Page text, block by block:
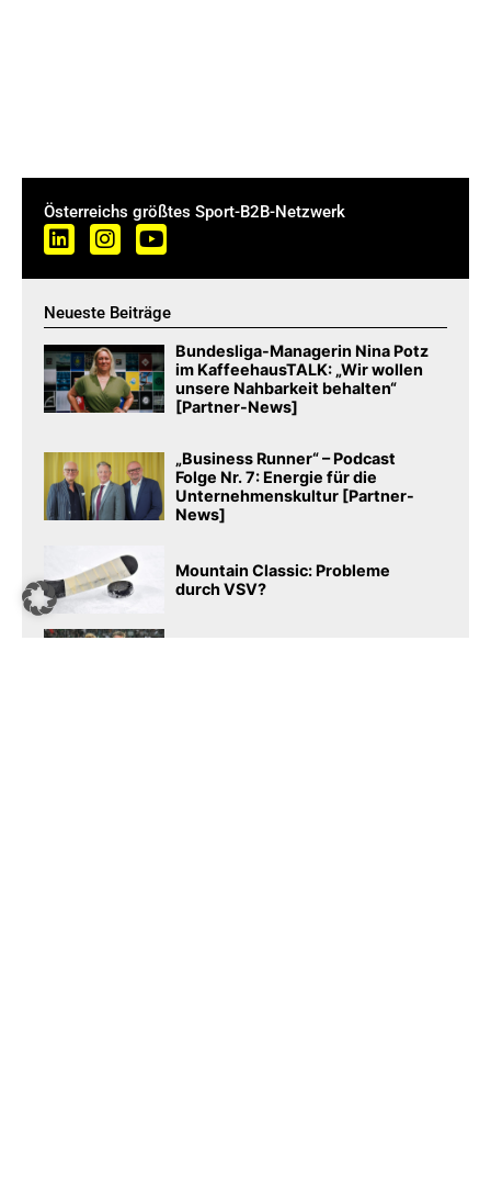
Österreichs größtes Sport-B2B-Netzwerk
Neueste Beiträge
Bundesliga-Managerin Nina Potz
im KaffeehausTALK: „Wir wollen
unsere Nahbarkeit behalten“
[Partner-News]
„Business Runner“ – Podcast
Folge Nr. 7: Energie für die
Unternehmenskultur [Partner-
News]
Mountain Classic: Probleme
durch VSV?